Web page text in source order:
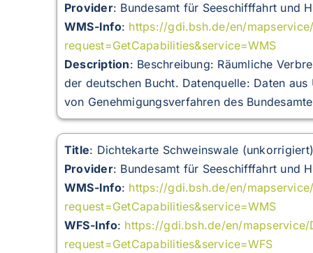
Provider: Bundesamt für Seeschifffahrt und
WMS-Info: https://gdi.bsh.de/en/
request=GetCapabilities&service=WMS
Description: Beschreibung: Räumliche
der deutschen Bucht. Datenquelle: Daten
von Genehmigungsverfahren des
Title: Dichtekarte Schweinswale
Provider: Bundesamt für Seeschifffahrt und
WMS-Info: https://gdi.bsh.de/en/
request=GetCapabilities&service=WMS
WFS-Info: https://gdi.bsh.de/en/
request=GetCapabilities&service=WFS